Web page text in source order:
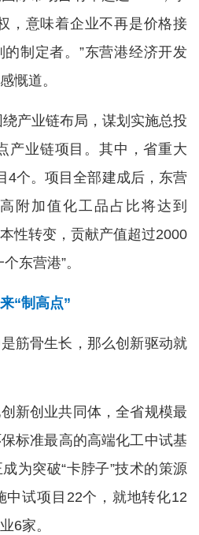
，意味着企业不再是价格接
制定者。”东营港经济开发
慨道。
产业链布局，谋划实施总投
产业链项目。其中，省重大
4个。项目全部建成后，东营
附加值化工品占比将达到
性转变，贡献产值超过2000
东营港”。
“制高点”
筋骨生长，那么创新驱动就
新创业共同体，全省规模最
标准最高的高端化工中试基
为突破“卡脖子”技术的策源
试项目22个，就地转化12
6家。